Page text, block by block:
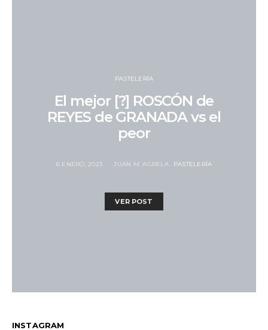
PASTELERÍA
El mejor [?] ROSCÓN de
REYES de GRANADA vs el
peor
6 ENERO, 2023 JUAN M. AGRELA PASTELERÍA
VER POST
INSTAGRAM